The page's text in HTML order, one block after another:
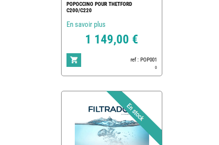
POPOCCINO POUR THETFORD
C200/C220
En savoir plus
1 149,00 €
ref : POP001
0